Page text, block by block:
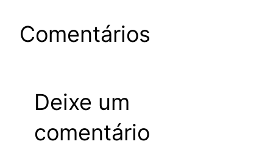
Comentários
Deixe um
comentário